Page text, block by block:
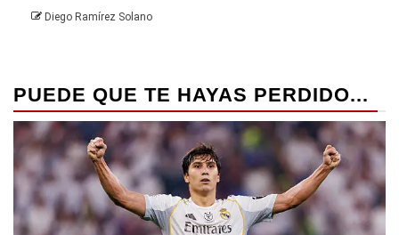
Diego Ramírez Solano
PUEDE QUE TE HAYAS PERDIDO...